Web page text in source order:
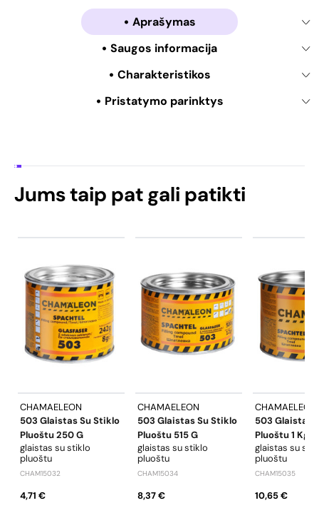
Aprašymas
Saugos informacija
Charakteristikos
Pristatymo parinktys
Jums taip pat gali patikti
CHAMAELEON
503 Glaistas Su Stiklo
Pluoštu 250 G
glaistas su stiklo
pluoštu
CHAM15032
4,71 €
CHAMAELEON
503 Glaistas Su Stiklo
Pluoštu 515 G
glaistas su stiklo
pluoštu
CHAM15034
8,37 €
CHAMAELEON
503 Glaistas
Pluoštu 1 Kg
glaistas su
pluoštu
CHAM15035
10,65 €